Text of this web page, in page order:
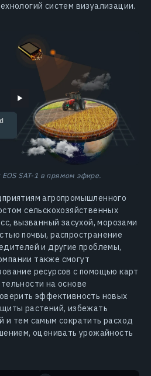
систем визуализации.
SAT-1 в прямом эфире.
агропромышленного
сельскохозяйственных
вызванный засухой, морозами
почвы, распространение
и другие проблемы,
также смогут
ресурсов с помощью карт
на основе
эффективность новых
растений, избежать
и тем самым сократить расход
оценивать урожайность